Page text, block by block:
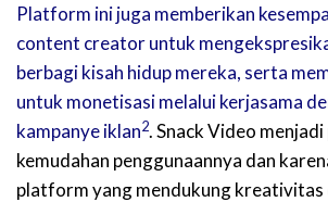
Platform ini juga memberikan
content creator untuk
berbagi kisah hidup mereka, serta
untuk monetisasi melalui kerjasama
kampanye iklan2. Snack Video
kemudahan penggunaannya dan
platform yang mendukung kreativitas